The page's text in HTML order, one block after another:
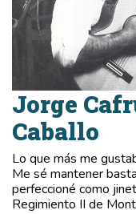
Jorge
Caballo
Lo que más me
Me sé mantener
perfeccioné como
Regimiento II de